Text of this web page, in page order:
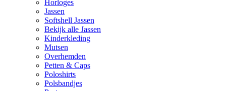
Horloges
Jassen
Softshell Jassen
Bekijk alle Jassen
Kinderkleding
Mutsen
Overhemden
Petten & Caps
Poloshirts
Polsbandjes